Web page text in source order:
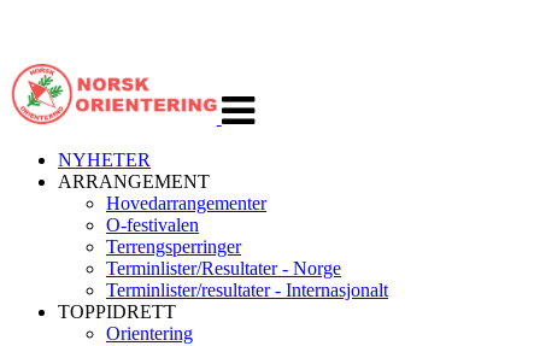
navigasjon
NYHETER
ARRANGEMENT
Hovedarrangementer
O-festivalen
Terrengsperringer
Terminlister/Resultater - Norge
Terminlister/resultater - Internasjonalt
TOPPIDRETT
Orientering